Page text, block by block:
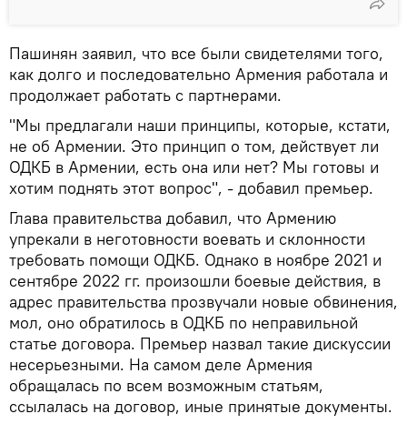
Пашинян заявил, что все были свидетелями того,
как долго и последовательно Армения работала и
продолжает работать с партнерами.
"Мы предлагали наши принципы, которые, кстати,
не об Армении. Это принцип о том, действует ли
ОДКБ в Армении, есть она или нет? Мы готовы и
хотим поднять этот вопрос", - добавил премьер.
Глава правительства добавил, что Армению
упрекали в неготовности воевать и склонности
требовать помощи ОДКБ. Однако в ноябре 2021 и
сентябре 2022 гг. произошли боевые действия, в
адрес правительства прозвучали новые обвинения,
мол, оно обратилось в ОДКБ по неправильной
статье договора. Премьер назвал такие дискуссии
несерьезными. На самом деле Армения
обращалась по всем возможным статьям,
ссылалась на договор, иные принятые документы.